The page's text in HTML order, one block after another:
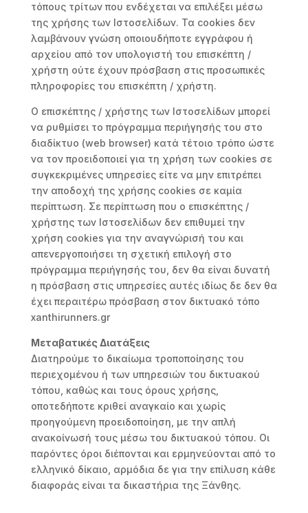
τόπους τρίτων που ενδέχεται να επιλέξει μέσω
της χρήσης των Ιστοσελίδων. Τα cookies δεν
λαμβάνουν γνώση οποιουδήποτε εγγράφου ή
αρχείου από τον υπολογιστή του επισκέπτη /
χρήστη ούτε έχουν πρόσβαση στις προσωπικές
πληροφορίες του επισκέπτη / χρήστη.
Ο επισκέπτης / χρήστης των Ιστοσελίδων μπορεί
να ρυθμίσει το πρόγραμμα περιήγησής του στο
διαδίκτυο (web browser) κατά τέτοιο τρόπο ώστε
να τον προειδοποιεί για τη χρήση των cookies σε
συγκεκριμένες υπηρεσίες είτε να μην επιτρέπει
την αποδοχή της χρήσης cookies σε καμία
περίπτωση. Σε περίπτωση που ο επισκέπτης /
χρήστης των Ιστοσελίδων δεν επιθυμεί την
χρήση cookies για την αναγνώρισή του και
απενεργοποιήσει τη σχετική επιλογή στο
πρόγραμμα περιήγησής του, δεν θα είναι δυνατή
η πρόσβαση στις υπηρεσίες αυτές ιδίως δε δεν θα
έχει περαιτέρω πρόσβαση στον δικτυακό τόπο
xanthirunners.gr
Μεταβατικές Διατάξεις
Διατηρούμε το δικαίωμα τροποποίησης του
περιεχομένου ή των υπηρεσιών του δικτυακού
τόπου, καθώς και τους όρους χρήσης,
οποτεδήποτε κριθεί αναγκαίο και χωρίς
προηγούμενη προειδοποίηση, με την απλή
ανακοίνωσή τους μέσω του δικτυακού τόπου. Οι
παρόντες όροι διέπονται και ερμηνεύονται από το
ελληνικό δίκαιο, αρμόδια δε για την επίλυση κάθε
διαφοράς είναι τα δικαστήρια της Ξάνθης.